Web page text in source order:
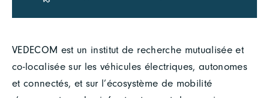
VEDECOM est un institut de recherche mutualisée et
co-localisée sur les véhicules électriques, autonomes
et connectés, et sur l’écosystème de mobilité